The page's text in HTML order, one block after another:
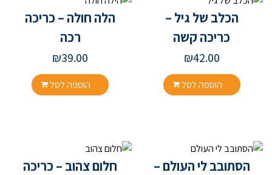
הכלב של גיל –
כריכה קשה
₪42.00
הוספה לסל
הלה חולה – כריכה
רכה
₪39.00
הוספה לסל
הסתובב לי העולם –
חלום צהוב – כריכה